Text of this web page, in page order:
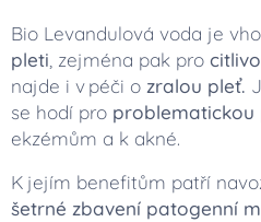
Bio Levandulová voda je
pleti , zejména pak pro
najde i v péči o zralou pleť.
se hodí pro problematickou
ekzémům a k akné.
K jejím benefitům patří
šetrné zbavení patogenní